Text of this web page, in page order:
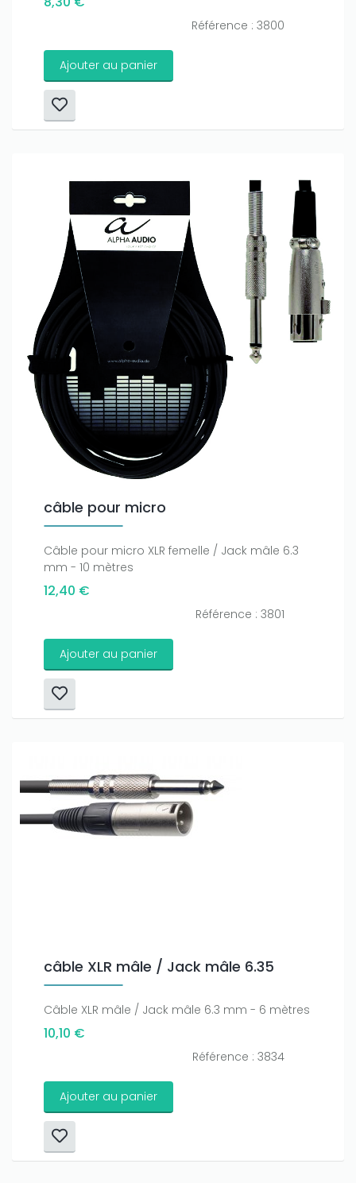
Référence : 3800
Ajouter au panier
câble pour micro
Câble pour micro XLR femelle / Jack mâle 6.3
mm - 10 mètres
12,40 €
Référence : 3801
Ajouter au panier
câble XLR mâle / Jack mâle 6.35
Câble XLR mâle / Jack mâle 6.3 mm - 6 mètres
10,10 €
Référence : 3834
Ajouter au panier